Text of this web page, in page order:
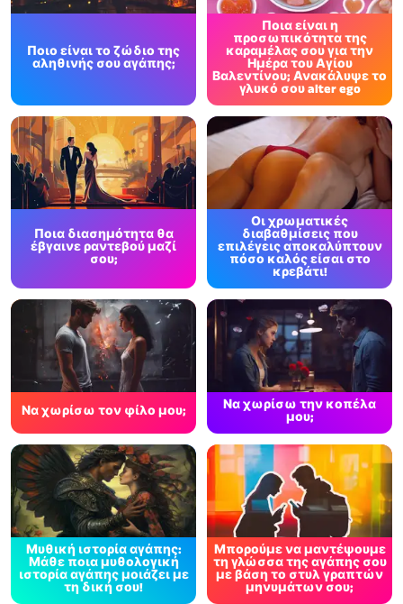
Ποιο είναι το ζώδιο της
αληθινής σου αγάπης;
Ποια είναι η
προσωπικότητα της
καραμέλας σου για την
Ημέρα του Αγίου
Βαλεντίνου; Ανακάλυψε το
γλυκό σου alter ego
Ποια διασημότητα θα
έβγαινε ραντεβού μαζί
σου;
Οι χρωματικές
διαβαθμίσεις που
επιλέγεις αποκαλύπτουν
πόσο καλός είσαι στο
κρεβάτι!
Να χωρίσω τον φίλο μου;
Να χωρίσω την κοπέλα
μου;
Μυθική ιστορία αγάπης:
Μάθε ποια μυθολογική
ιστορία αγάπης μοιάζει με
τη δική σου!
Μπορούμε να μαντέψουμε
τη γλώσσα της αγάπης σου
με βάση το στυλ γραπτών
μηνυμάτων σου;